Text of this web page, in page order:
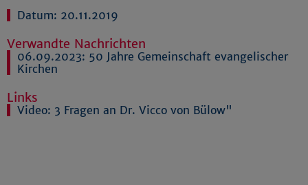
Datum: 20.11.2019
Verwandte Nachrichten
06.09.2023: 50 Jahre Gemeinschaft evangelischer
Kirchen
Links
Video: 3 Fragen an Dr. Vicco von Bülow"